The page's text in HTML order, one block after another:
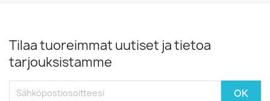
Tilaa tuoreimmat uutiset ja tietoa
tarjouksistamme